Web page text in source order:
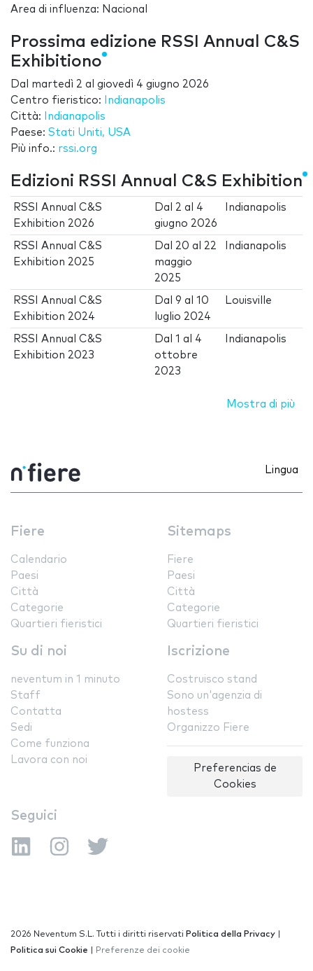
Area di influenza: Nacional
Prossima edizione RSSI Annual C&S
Exhibitiono
Dal martedì 2 al giovedì 4 giugno 2026
Centro fieristico:
Indianapolis
Città:
Indianapolis
Paese: Stati Uniti, USA
Più info.: rssi.org
Edizioni RSSI Annual C&S Exhibition
RSSI Annual C&S
Exhibition 2026
Dal 2 al 4
giugno 2026
Indianapolis
RSSI Annual C&S
Exhibition 2025
Dal 20 al 22
maggio
2025
Indianapolis
RSSI Annual C&S
Exhibition 2024
Dal9 al10
luglio 2024
Louisville
RSSI Annual C&S
Exhibition 2023
Dal1 al 4
ottobre
2023
Indianapolis
Mostra di più
Lingua
Fiere
Calendario
Paesi
Città
Categorie
Quartieri fieristici
Sitemaps
Fiere
Paesi
Città
Categorie
Quartieri fieristici
Su di noi
neventum in 1 minuto
Staff
Contatta
Sedi
Come funziona
Lavora con noi
Iscrizione
Costruisco stand
Sono un'agenzia di
hostess
Organizzo Fiere
Preferencias de
Cookies
Seguici
2026 Neventum S.L. Tutti i diritti riservati Politica della Privacy
Politica sui Cookie
Preferenze dei cookie